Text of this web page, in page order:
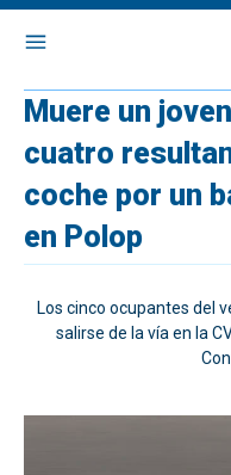
Muere un
cuatro
coche por un
en Polop
Los cinco ocupantes del
salirse de la vía en la